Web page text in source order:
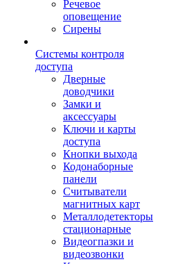
Речевое
оповещение
Сирены
Системы контроля
доступа
Дверные
доводчики
Замки и
аксессуары
Ключи и карты
доступа
Кнопки выхода
Кодонаборные
панели
Считыватели
магнитных карт
Металлодетекторы
стационарные
Видеогпазки и
видеозвонки